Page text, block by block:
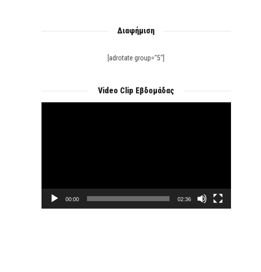
Διαφήμιση
[adrotate group="5"]
Video Clip Εβδομάδας
00:00 02:36